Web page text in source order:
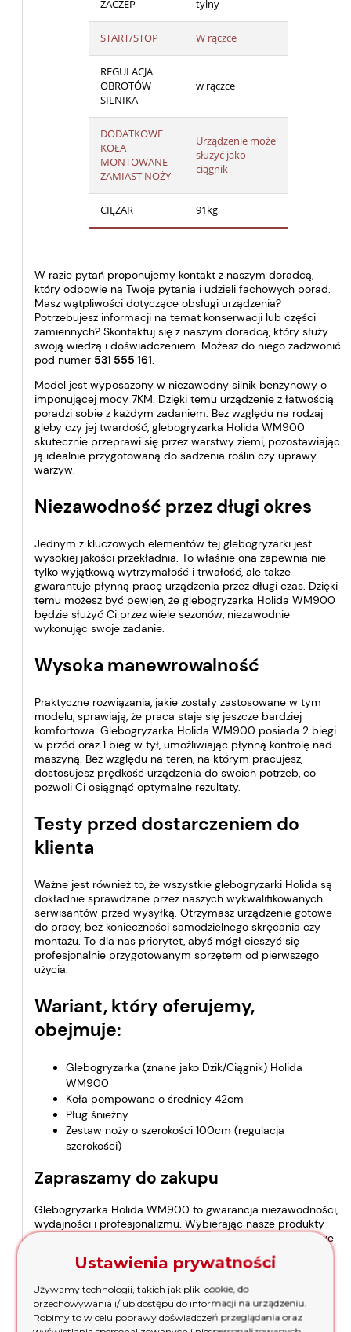
ZACZEP tylny
START/STOP W rączce
REGULACJA
OBROTÓW
SILNIKA
w rączce
DODATKOWE
KOŁA
MONTOWANE
ZAMIAST NOŻY
Urządzenie może
służyć jako
ciągnik
CIĘŻAR 91kg
W razie pytań proponujemy kontakt z naszym doradcą,
który odpowie na Twoje pytania i udzieli fachowych porad.
Masz wątpliwości dotyczące obsługi urządzenia?
Potrzebujesz informacji na temat konserwacji lub części
zamiennych? Skontaktuj się z naszym doradcą, który służy
swoją wiedzą i doświadczeniem. Możesz do niego zadzwonić
pod numer 531 555 161
Model jest wyposażony w niezawodny silnik benzynowy o
imponującej mocy 7KM. Dzięki temu urządzenie z łatwością
poradzi sobie z każdym zadaniem. Bez względu na rodzaj
gleby czy jej twardość, glebogryzarka Holida WM900
skutecznie przeprawi się przez warstwy ziemi, pozostawiając
ją idealnie przygotowaną do sadzenia roślin czy uprawy
warzyw.
Niezawodność przez długi okres
Jednym z kluczowych elementów tej glebogryzarki jest
wysokiej jakości przekładnia. To właśnie ona zapewnia nie
tylko wyjątkową wytrzymałość i trwałość, ale także
gwarantuje płynną pracę urządzenia przez długi czas. Dzięki
temu możesz być pewien, że glebogryzarka Holida WM900
będzie służyć Ci przez wiele sezonów, niezawodnie
wykonując swoje zadanie.
Wysoka manewrowalność
Praktyczne rozwiązania, jakie zostały zastosowane w tym
modelu, sprawiają, że praca staje się jeszcze bardziej
komfortowa. Glebogryzarka Holida WM900 posiada 2 biegi
w przód oraz 1 bieg w tył, umożliwiając płynną kontrolę nad
maszyną. Bez względu na teren, na którym pracujesz,
dostosujesz prędkość urządzenia do swoich potrzeb, co
pozwoli Ci osiągnąć optymalne rezultaty.
Testy przed dostarczeniem do
klienta
Ważne jest również to, że wszystkie glebogryzarki Holida są
dokładnie sprawdzane przez naszych wykwalifikowanych
serwisantów przed wysyłką. Otrzymasz urządzenie gotowe
do pracy, bez konieczności samodzielnego skręcania czy
montażu. To dla nas priorytet, abyś mógł cieszyć się
profesjonalnie przygotowanym sprzętem od pierwszego
użycia.
Wariant, który oferujemy,
obejmuje:
Glebogryzarka (znane jako Dzik/Ciągnik) Holida
WM900
Koła pompowane o średnicy 42cm
Pług śnieżny
Zestaw noży o szerokości 100cm (regulacja
szerokości)
Zapraszamy do zakupu
Glebogryzarka Holida WM900 to gwarancja niezawodności,
wydajności i profesjonalizmu. Wybierając nasze produkty
marki Holida, zyskujesz pewność, że Twoje prace ogrodowe
będą przebiegać sprawnie i efektywnie. Zapewniamy
dostępność glebogryzarek od ręki, dzięki czemu możesz
Jeśli szukasz najwyższej jakości glebogryzarki, która sprosta
Twoim oczekiwaniom, postaw na model Holida WM900.
Ustawienia prywatności
Używamy technologii, takich jak pliki cookie, do
przechowywania i/lub dostępu do informacji na urządzeniu.
Robimy to w celu poprawy doświadczeń przeglądania oraz